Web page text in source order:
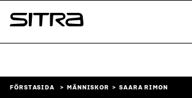
Skip to
content
Sitra
FÖRSTASIDA MÄNNISKOR SAARA RIMON